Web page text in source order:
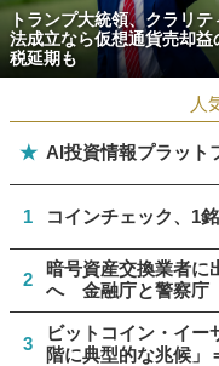
トランプ大統領、クラリテ
法成立なら仮想通貨売却益
税延期も
人
★ AI投資情報プラット
1 コインチェック、1
2
暗号資産交換業者に
へ 金融庁と警察庁
3
ビットコイン・イー
階に典型的な兆候」